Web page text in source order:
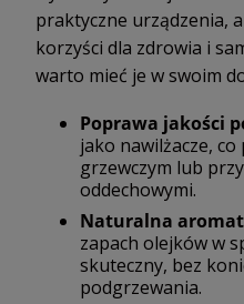
praktyczne urządzenia,
korzyści dla zdrowia i
warto mieć je w swoim
Poprawa jakości
jako nawilżacze,
grzewczym lub
oddechowymi.
Naturalna
zapach olejków w
skuteczny, bez
podgrzewania.